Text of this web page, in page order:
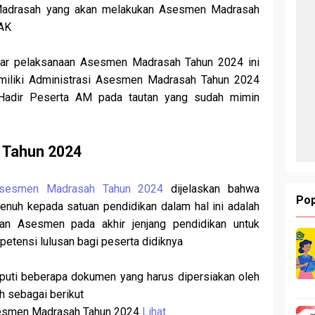
yang akan melakukan Asesmen Madrasah
pelaksanaan Asesmen Madrasah Tahun 2024 ini
Administrasi Asesmen Madrasah Tahun 2024
Peserta AM pada tautan yang sudah mimin
2024
Madrasah Tahun 2024 dijelaskan bahwa
kepada satuan pendidikan dalam hal ini adalah
Asesmen pada akhir jenjang pendidikan untuk
lulusan bagi peserta didiknya
beberapa dokumen yang harus dipersiakan oleh
sebagai berikut
Madrasah Tahun 2024 Lihat